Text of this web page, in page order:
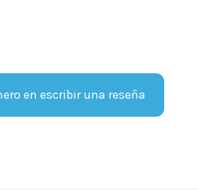
en escribir una reseña